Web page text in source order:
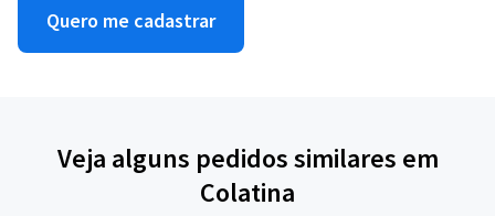
Quero me cadastrar
Veja alguns pedidos similares em
Colatina